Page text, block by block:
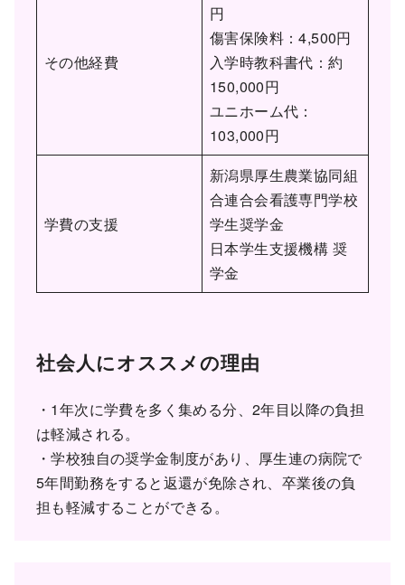
その他経費
円
傷害保険料：4,500円
入学時教科書代：約
150,000円
ユニホーム代：
103,000円
学費の支援
新潟県厚生農業協同組
合連合会看護専門学校
学生奨学金
日本学生支援機構 奨
学金
社会人にオススメの理由
・1年次に学費を多く集める分、2年目以降の負担
は軽減される。
・学校独自の奨学金制度があり、厚生連の病院で
5年間勤務をすると返還が免除され、卒業後の負
担も軽減することができる。